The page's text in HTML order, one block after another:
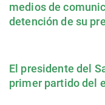
medios de
detención de su
El presidente del
primer partido del